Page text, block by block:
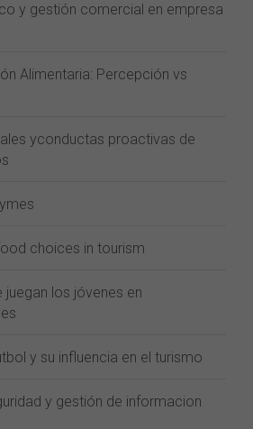
y gestión comercial en empresa
Alimentaria: Percepción vs
yconductas proactivas de
choices in tourism
juegan los jóvenes en
y su influencia en el turismo
y gestión de informacion